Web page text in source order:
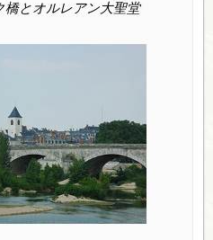
橋とオルレアン大聖堂